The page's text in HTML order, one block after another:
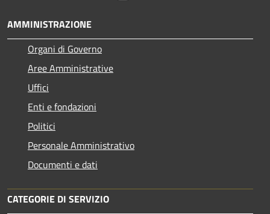
AMMINISTRAZIONE
Organi di Governo
Aree Amministrative
Uffici
Enti e fondazioni
Politici
Personale Amministrativo
Documenti e dati
CATEGORIE DI SERVIZIO